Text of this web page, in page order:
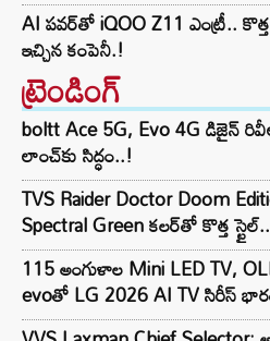
AI పవర్‌తో iQOO Z11 ఎంట్రీ..
ఇచ్చిన కంపెనీ.!
ట్రెండింగ్‌
boltt Ace 5G, Evo 4G డిజైన్
లాంచ్‌కు సిద్ధం..!
TVS Raider Doctor Doom
Spectral Green కలర్‌తో కొత్త
115 అంగుళాల Mini LED TV,
evoతో LG 2026 AI TV సిరీస్